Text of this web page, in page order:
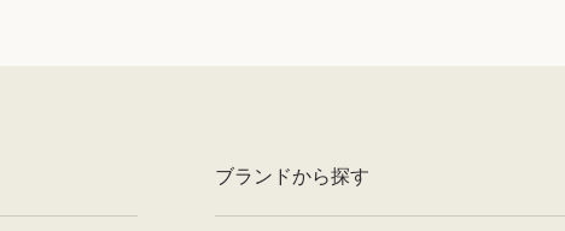
ブランドから探す